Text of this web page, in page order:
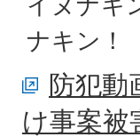
ナキン！
防犯動
け事案被